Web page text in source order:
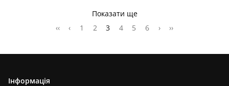
Показати ще
‹‹
‹ 1 2 3 4 5 6 › ››
Інформація